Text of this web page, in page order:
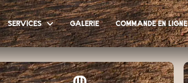
services galerie commande en ligne